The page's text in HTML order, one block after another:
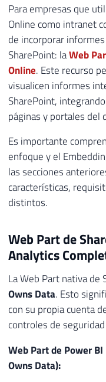
Para empresas que
Online como intranet
de incorporar
SharePoint: laWeb
Online. Este recurso
visualicen informes
SharePoint,
páginas y portales del
Es importante
enfoque y el
las secciones
características,
distintos.
Web Part de
Analytics
La Web Part nativa
Owns Data. Esto
con su propia cuenta
controles de
Web Part de Power
Owns Data):